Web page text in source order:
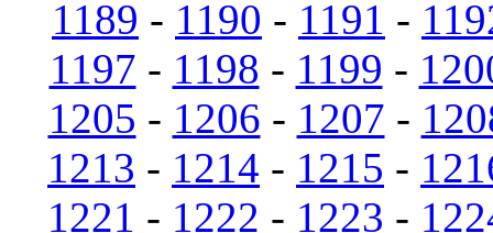
1189 - 1190 - 1191 -
1197 - 1198 - 1199 -
1205 - 1206 - 1207 -
1213 - 1214 - 1215 -
1221 - 1222 - 1223 -